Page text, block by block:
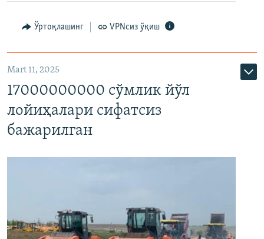
Ўртоқлашинг VPNсиз ўқиш
Mart 11, 2025
17000000000 сўмлик йўл
лойиҳалари сифатсиз
бажарилган